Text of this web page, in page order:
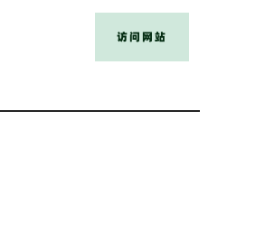
访问网站